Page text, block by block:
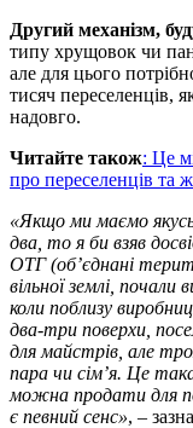
Другий механізм,
типу хрущовок чи
але для цього
тисяч переселенців,
надовго.
Читайте також: Це
про переселенців та
«Якщо ми маємо
два, то я би взяв
ОТГ (об’єднані
вільної землі,
коли поблизу
два-три поверхи,
для майстрів, але
пара чи сім’я. Це
можна продати для
є певний сенс», –